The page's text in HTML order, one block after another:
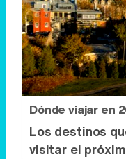
Dónde viajar en
Los destinos
visitar el